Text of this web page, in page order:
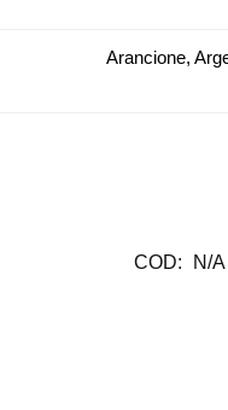
Arancione,
COD: N/A